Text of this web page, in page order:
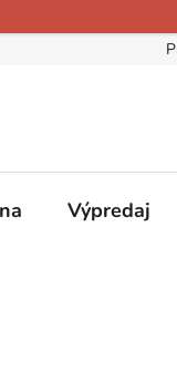
Výpredaj